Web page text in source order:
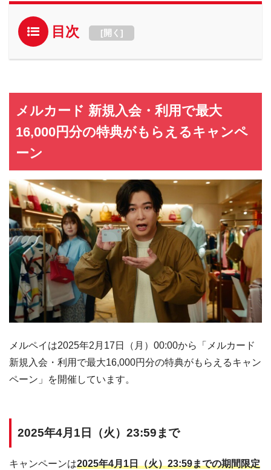
目次 [開く ]
メルカード 新規入会・利用で最大
16,000円分の特典がもらえるキャンペ
ーン
メルペイは2025年2月17日（月）00:00から「メルカード
新規入会・利用で最大16,000円分の特典がもらえるキャン
ペーン」を開催しています。
2025年4月1日（火）23:59まで
キャンペーンは2025年4月1日（火）23:59までの期間限定